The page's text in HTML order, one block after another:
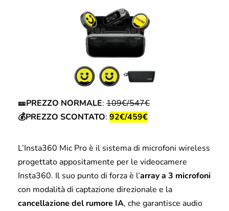
🎫PREZZO NORMALE: 109€/547€
💰PREZZO SCONTATO: 92€/459€
L’Insta360 Mic Pro è il sistema di microfoni wireless
progettato appositamente per le videocamere
Insta360. Il suo punto di forza è l’array a 3 microfoni
con modalità di captazione direzionale e la
cancellazione del rumore IA, che garantisce audio